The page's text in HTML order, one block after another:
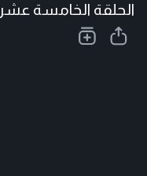
الحلقة الخامسة